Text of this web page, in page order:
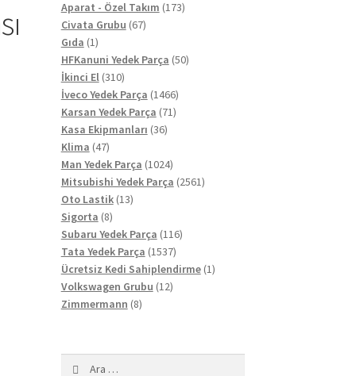
ürün
Aparat - Özel Takım 173173
Civata Grubu 6767
Gıda 11
ürün
HFKanuni Yedek Parça 5050
İkinci El 310310
ürün
İveco Yedek Parça 14661466
ürün
Karsan Yedek Parça 7171
Kasa Ekipmanları 3636
Klima 4747
ürün
Man Yedek Parça 10241024
ürün
Mitsubishi Yedek Parça 25612561
Oto Lastik 1313
Sigorta 88
ürün
Subaru Yedek Parça 116116
Tata Yedek Parça 15371537
ürün
Ücretsiz Kedi Sahiplendirme 11
Volkswagen Grubu 1212
Zimmermann 88